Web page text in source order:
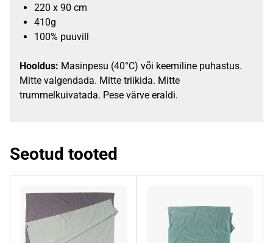
220 x 90 cm
410g
100% puuvill
Hooldus: Masinpesu (40°C) või keemiline puhastus.
Mitte valgendada. Mitte triikida. Mitte
trummelkuivatada. Pese värve eraldi.
Seotud tooted